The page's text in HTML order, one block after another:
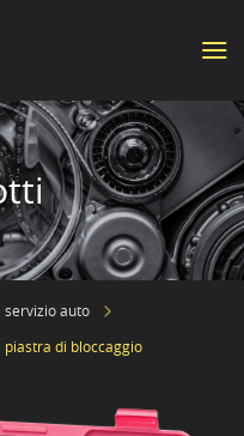
servizio auto
di bloccaggio